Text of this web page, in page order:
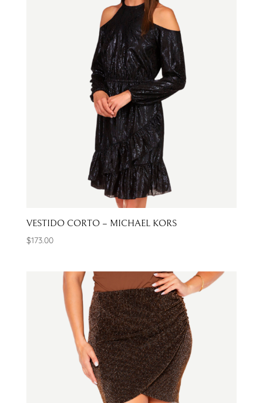
VESTIDO CORTO – MICHAEL KORS
$173.00